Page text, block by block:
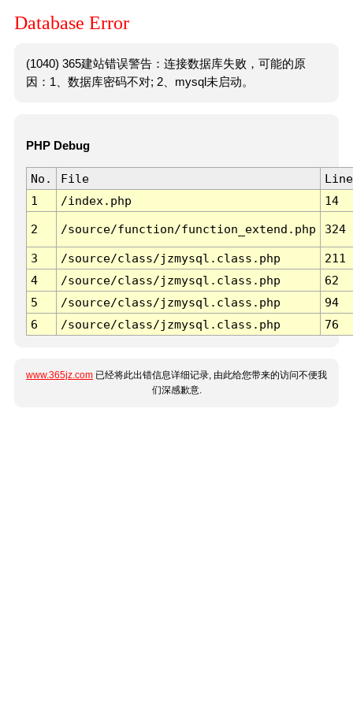
Database Error
(1040) 365建站错误警告：连接数据库失败，可能的原
因：1、数据库密码不对; 2、mysql未启动。
PHP Debug
No. File
Line
1
/index.php 14
2 /source/function/function_extend.php 324
3 /source/class/jzmysql.class.php
211
4
/source/class/jzmysql.class.php
62
5
/source/class/jzmysql.class.php
94
6
/source/class/jzmysql.class.php 76
www.365jz.com 已经将此出错信息详细记录, 由此给您带来的访问不便我
们深感歉意.